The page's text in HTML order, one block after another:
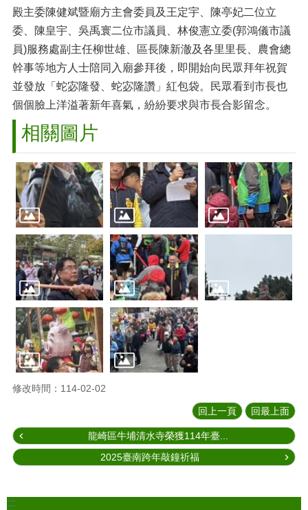
殿主委陳健斌暨廟方主會委員及王定宇、陳亭妃二位立
委、陳皇宇、吳禹寰二位市議員、林俊憲立委(郭鴻儀市議
員)服務處副主任柳世雄、區長陳新澈及各里里長、農會總
幹事等地方人士陪同入廟參拜後，即開始向民眾拜年祝賀
並發放「蛇宓隆發、蛇宓隆讚」紅包袋。民眾看到市長也
個個臉上洋溢著新年喜氣，紛紛要求與市長合影留念。
相關圖片
修改時間：114-02-02
回上一頁 回最上面
龍崎區牛埔清水寺榮獲114年臺...
2025臺南跨年敲鐘祈福
:::